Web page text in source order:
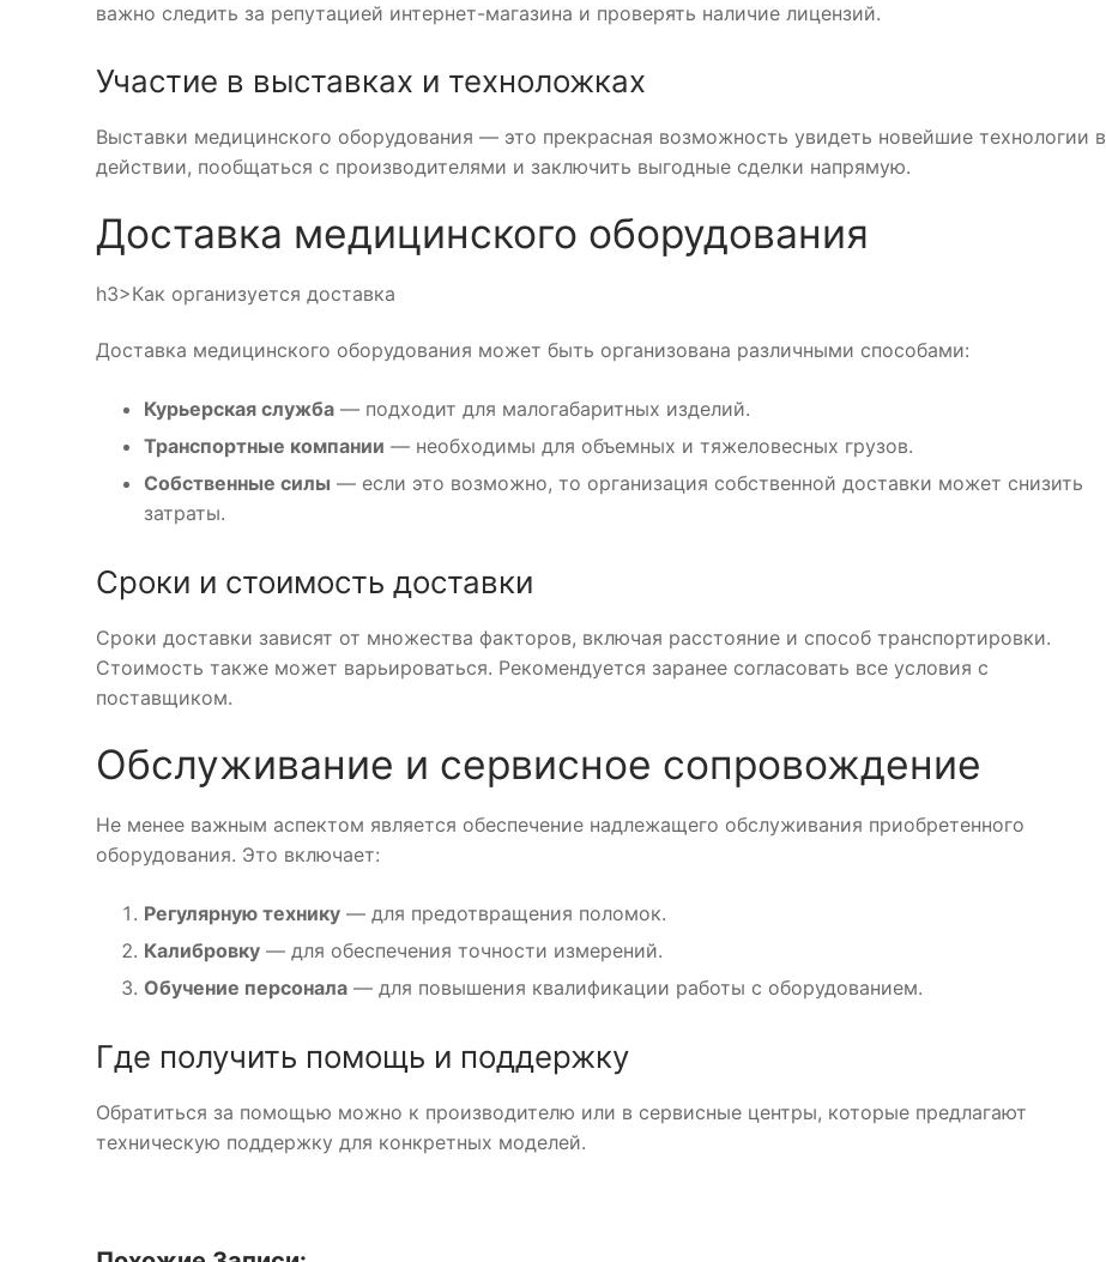
важно следить за репутацией интернет-магазина и проверять наличие лицензий.
Участие в выставках и техноложках
Выставки медицинского оборудования — это прекрасная возможность увидеть новейшие технологии в
действии, пообщаться с производителями и заключить выгодные сделки напрямую.
Доставка медицинского оборудования
h3>Как организуется доставка
Доставка медицинского оборудования может быть организована различными способами:
Курьерская служба — подходит для малогабаритных изделий.
Транспортные компании — необходимы для объемных и тяжеловесных грузов.
Собственные силы — если это возможно, то организация собственной доставки может снизить
затраты.
Сроки и стоимость доставки
Сроки доставки зависят от множества факторов, включая расстояние и способ транспортировки.
Стоимость также может варьироваться. Рекомендуется заранее согласовать все условия с
поставщиком.
Обслуживание и сервисное сопровождение
Не менее важным аспектом является обеспечение надлежащего обслуживания приобретенного
оборудования. Это включает:
Регулярную технику — для предотвращения поломок.
Калибровку — для обеспечения точности измерений.
Обучение персонала — для повышения квалификации работы с оборудованием.
Где получить помощь и поддержку
Обратиться за помощью можно к производителю или в сервисные центры, которые предлагают
техническую поддержку для конкретных моделей.